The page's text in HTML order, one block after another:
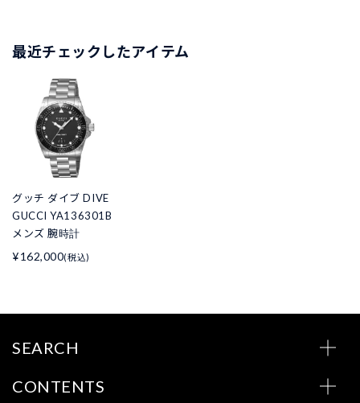
最近チェックしたアイテム
グッチ ダイブ DIVE
GUCCI YA136301B
メンズ 腕時計
¥162,000(税込)
SEARCH
CONTENTS